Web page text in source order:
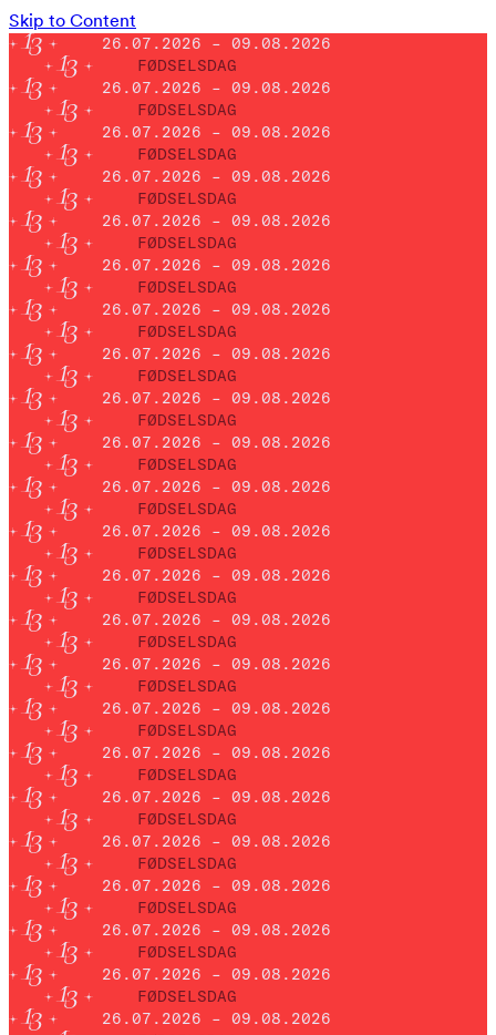
Skip to Content
26.07.2026 – 09.08.2026
FØDSELSDAG
26.07.2026 – 09.08.2026
FØDSELSDAG
26.07.2026 – 09.08.2026
FØDSELSDAG
26.07.2026 – 09.08.2026
FØDSELSDAG
26.07.2026 – 09.08.2026
FØDSELSDAG
26.07.2026 – 09.08.2026
FØDSELSDAG
26.07.2026 – 09.08.2026
FØDSELSDAG
26.07.2026 – 09.08.2026
FØDSELSDAG
26.07.2026 – 09.08.2026
FØDSELSDAG
26.07.2026 – 09.08.2026
FØDSELSDAG
26.07.2026 – 09.08.2026
FØDSELSDAG
26.07.2026 – 09.08.2026
FØDSELSDAG
26.07.2026 – 09.08.2026
FØDSELSDAG
26.07.2026 – 09.08.2026
FØDSELSDAG
26.07.2026 – 09.08.2026
FØDSELSDAG
26.07.2026 – 09.08.2026
FØDSELSDAG
26.07.2026 – 09.08.2026
FØDSELSDAG
26.07.2026 – 09.08.2026
FØDSELSDAG
26.07.2026 – 09.08.2026
FØDSELSDAG
26.07.2026 – 09.08.2026
FØDSELSDAG
26.07.2026 – 09.08.2026
FØDSELSDAG
26.07.2026 – 09.08.2026
FØDSELSDAG
26.07.2026 – 09.08.2026